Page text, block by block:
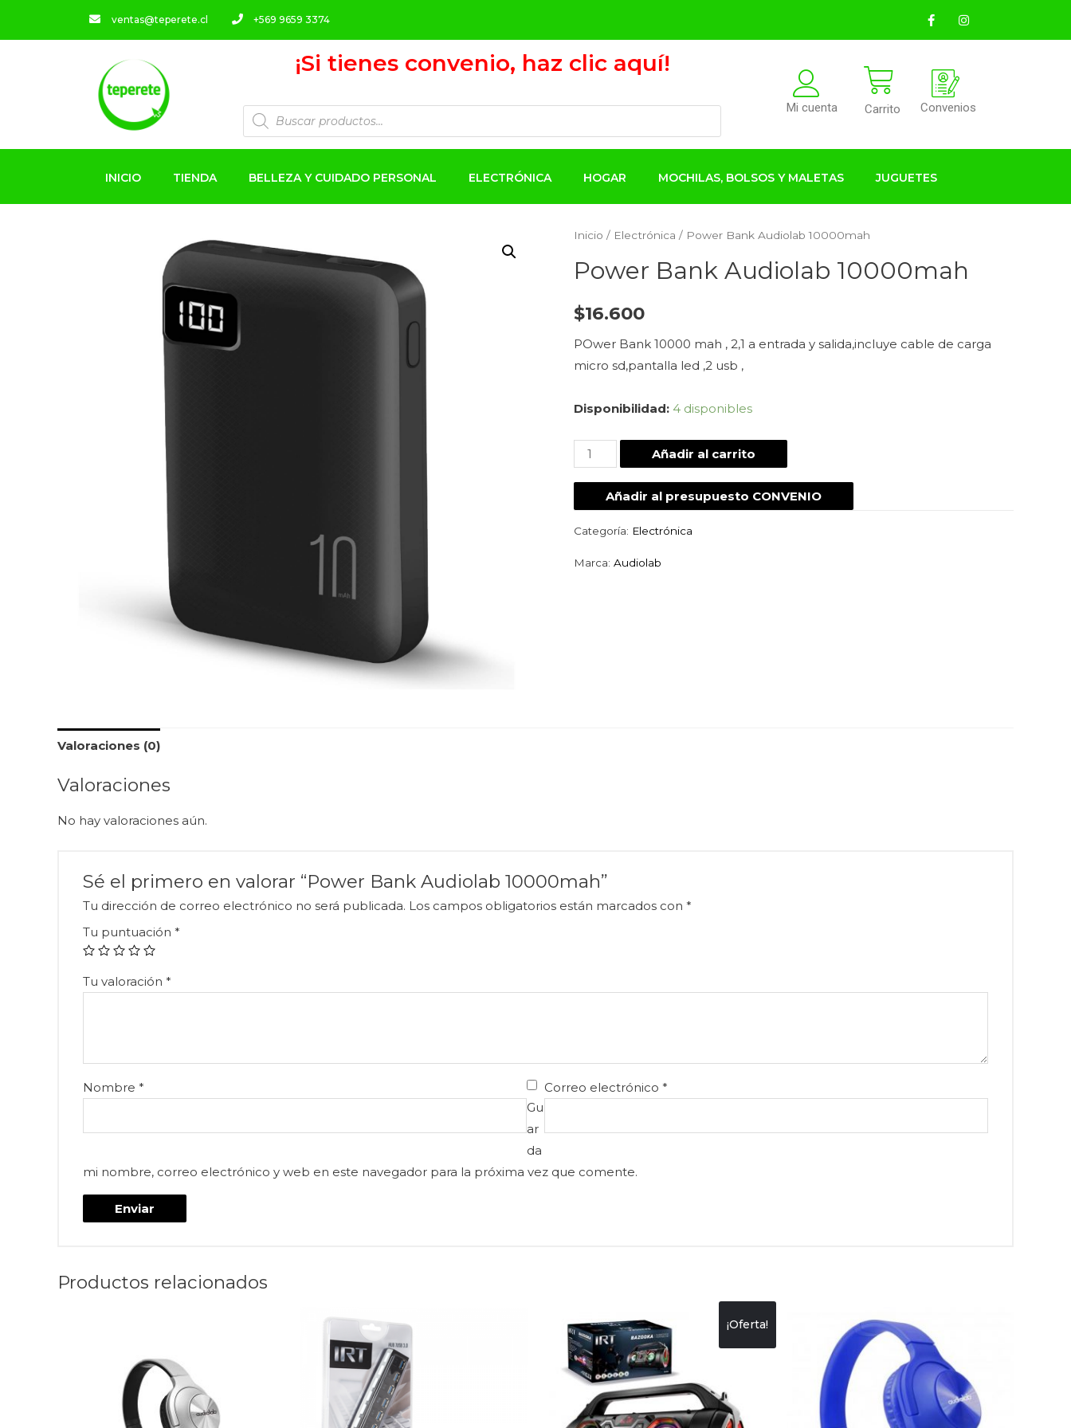
ventas@teperete.cl +569 9659 3374
¡Si tienes convenio, haz clic aquí!
Mi cuenta Carrito Convenios
INICIO TIENDA BELLEZA Y CUIDADO PERSONAL ELECTRÓNICA HOGAR MOCHILAS, BOLSOS Y MALETAS JUGUETES
Inicio / Electrónica / Power Bank Audiolab 10000mah
Power Bank Audiolab 10000mah
$16.600
POwer Bank 10000 mah , 2,1 a entrada y salida,incluye cable de carga
micro sd,pantalla led ,2 usb ,
Disponibilidad: 4 disponibles
Añadir al carrito
Añadir al presupuesto CONVENIO
Categoría: Electrónica
Marca: Audiolab
Valoraciones (0)
Valoraciones
No hay valoraciones aún.
Sé el primero en valorar “Power Bank Audiolab 10000mah”
Tu dirección de correo electrónico no será publicada. Los campos obligatorios están marcados con *
Tu puntuación *
Tu valoración *
Nombre * Correo electrónico*
Gu
ar
da
mi nombre, correo electrónico y web en este navegador para la próxima vez que comente.
Productos relacionados
¡Oferta!